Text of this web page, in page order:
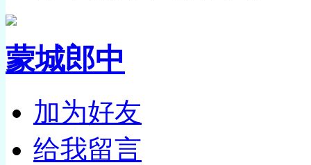
蒙城郎中
加为好友
给我留言